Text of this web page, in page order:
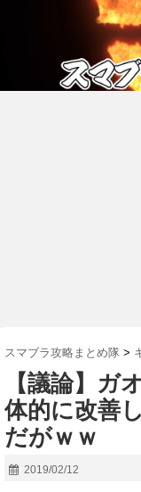
スマブラ攻略まとめ隊 >
【議論】ガ
体的に改善
だがｗｗ
2019/02/12